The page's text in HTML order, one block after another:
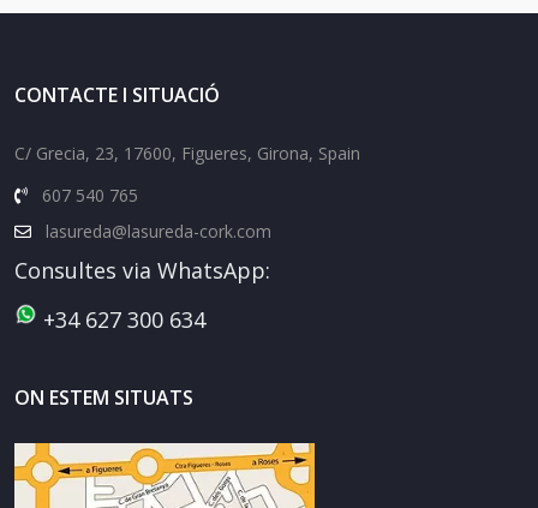
CONTACTE I SITUACIÓ
C/ Grecia, 23, 17600, Figueres, Girona, Spain
607 540 765
lasureda@lasureda-cork.com
Consultes via WhatsApp:
+34 627 300 634
ON ESTEM SITUATS